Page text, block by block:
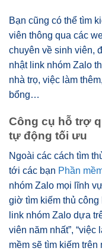
Bạn cũng có thể tìm
viên thông qua các
chuyên về sinh viên,
nhật link nhóm Zalo
nhà trọ, việc làm
bổng…
Công cụ hỗ trợ
tự động tối ưu
Ngoài các cách tìm
tới các bạn Phần
nhóm Zalo mọi lĩnh
giờ tìm kiếm thủ
link nhóm Zalo dựa
viên năm nhất”,
mềm sẽ tìm kiếm